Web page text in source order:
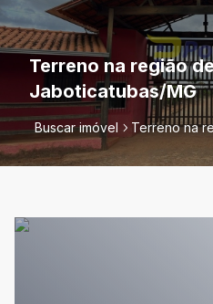
Terreno na região
Jaboticatubas/MG
Buscar imóvel Terreno na